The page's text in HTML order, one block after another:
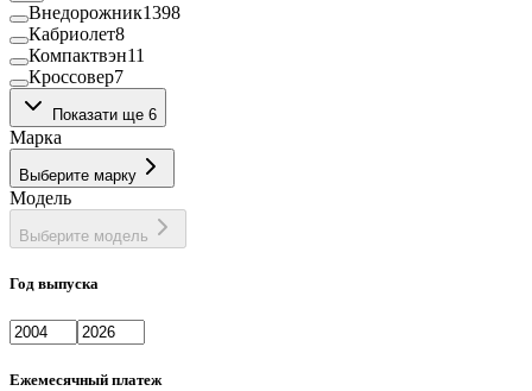
Внедорожник1398
Кабриолет8
Компактвэн11
Кроссовер7
Купе
Лифтбек36
Минивэн
Фастбек1
Хэтчбек133
Показати ще 6
Марка
Выберите марку
Модель
Выберите модель
Год выпуска
Ежемесячный платеж